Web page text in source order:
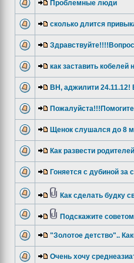
Проблемные люди
сколько длится
как заставить кобелей
ВН, аджилити 24.11.12!
Щенок слушался до 8
Как развести
Гоняется с дубиной за
Как сделать будку
Подскажите советом
"Золотое детство"..
Очень хочу